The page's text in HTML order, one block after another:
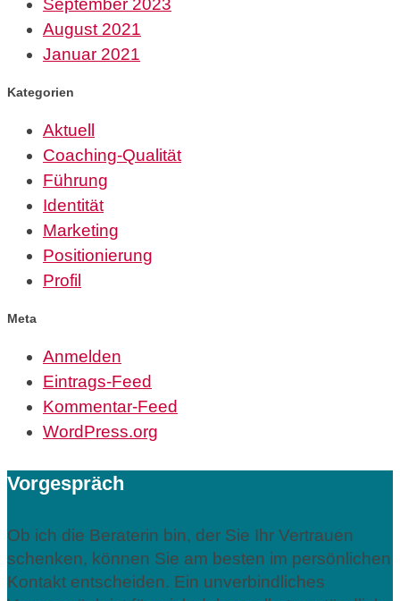
September 2023
August 2021
Januar 2021
Kategorien
Aktuell
Coaching-Qualität
Führung
Identität
Marketing
Positionierung
Profil
Meta
Anmelden
Eintrags-Feed
Kommentar-Feed
WordPress.org
Vorgespräch
Ob ich die Beraterin bin, der Sie Ihr Vertrauen
schenken, können Sie am besten im persönlichen
Kontakt entscheiden. Ein unverbindliches